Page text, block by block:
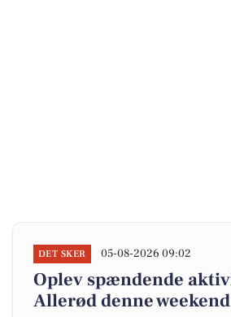
DET SKER 05-08-2026 09:02
Oplev spændende
Allerød denne weekend